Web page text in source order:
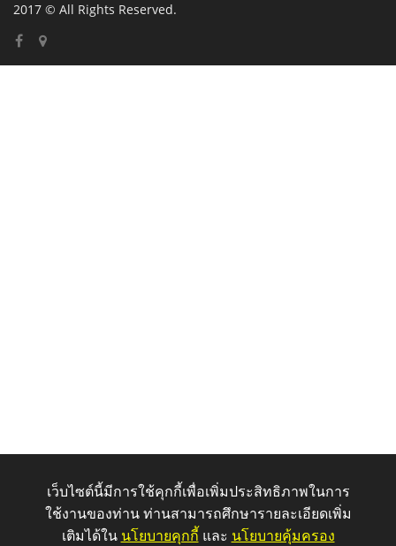
2017 © All Rights Reserved.
เว็บไซต์นี้มีการใช้คุกกี้เพื่อเพิ่มประสิทธิภาพในการ
ใช้งานของท่าน ท่านสามารถศึกษารายละเอียดเพิ่ม
เติมได้ใน นโยบายคุกกี้ และ นโยบายคุ้มครอง